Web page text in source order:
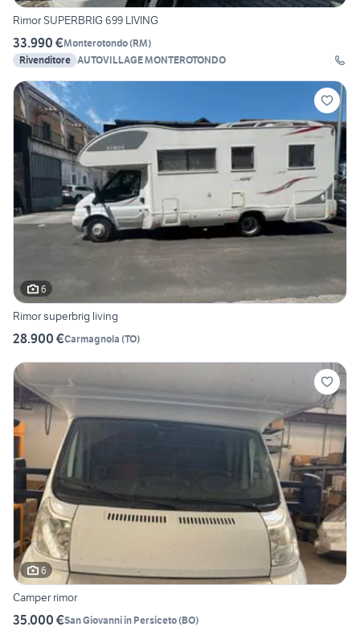
Rimor SUPERBRIG 699 LIVING
33.990 €Monterotondo(RM)
Rivenditore AUTOVILLAGE MONTEROTONDO
6
Rimor superbrig living
28.900 €Carmagnola (TO)
6
Camper rimor
35.000 €San Giovanni in Persiceto(BO)